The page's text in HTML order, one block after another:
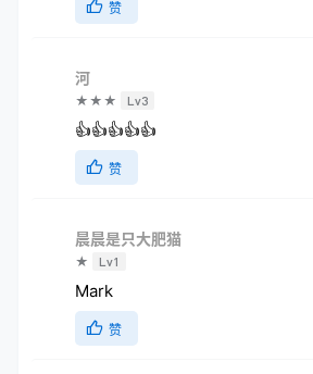
赞
河
★★★ Lv3
👍👍👍👍👍
赞
晨晨是只大肥猫
★ Lv1
Mark
赞